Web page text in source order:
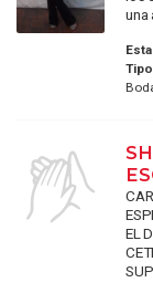
una
EL